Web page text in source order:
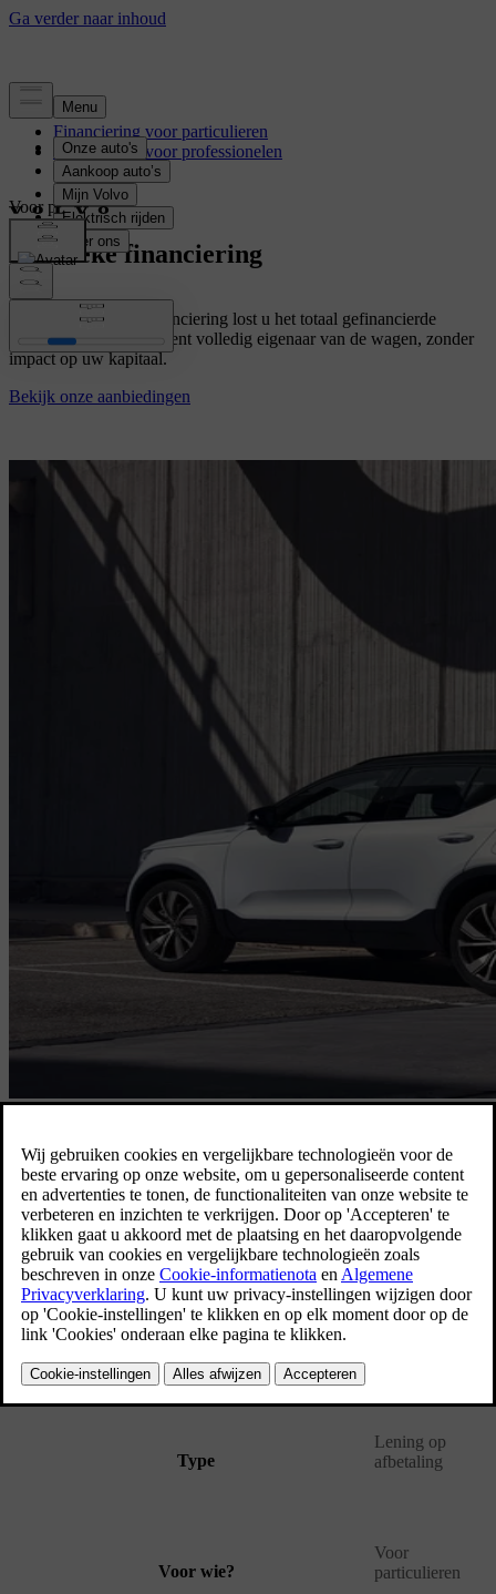
Financiering voor particulieren
Financiering voor professionelen
Voor particulieren
Klassieke financiering
Met deze klassieke financiering lost u het totaal gefinancierde
bedrag volledig af. U bent volledig eigenaar van de wagen, zonder
impact op uw kapitaal.
Bekijk onze aanbiedingen
U houdt steeds uw budget onder controle. Tijdens de volledige
duurtijd van het contract betaalt u een vast bedrag per maand; zo
blijft uw spaarreserve intact.
Contacteer uw verdeler
Eigenschappen Klassieke financiering
Type
Lening op
afbetaling
Voor wie?
Voor
particulieren